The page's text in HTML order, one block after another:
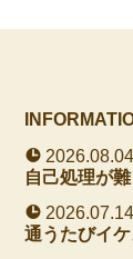
2026.08.04
自己処理が
2026.07.14
通うたびイケ